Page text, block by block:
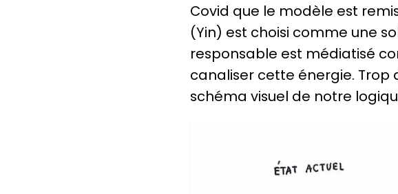
Covid que le modèle est
(Yin) est choisi comme une
responsable est médiatisé
canaliser cette énergie. Trop
schéma visuel de notre